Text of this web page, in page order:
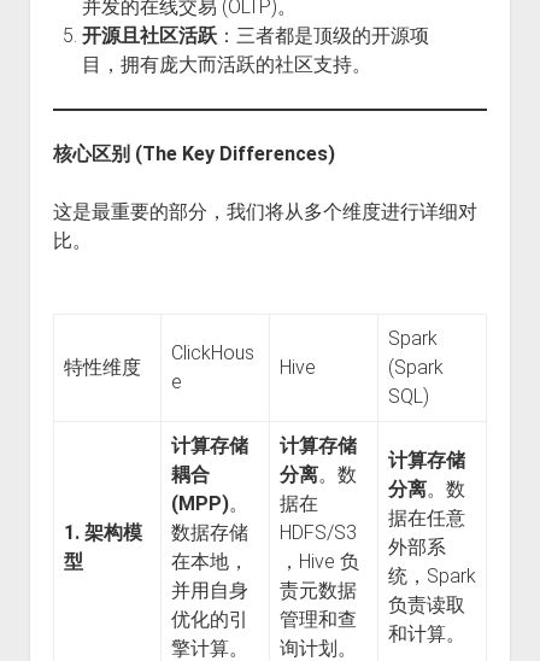
并发的在线交易 (OLTP)。
开源且社区活跃：三者都是顶级的开源项
目，拥有庞大而活跃的社区支持。
核心区别 (The Key Differences)
这是最重要的部分，我们将从多个维度进行详细对
比。
特性维度
ClickHous
e
Hive
Spark
(Spark
SQL)
1. 架构模
型
计算存储
耦合
(MPP)。
数据存储
在本地，
并用自身
优化的引
擎计算。
计算存储
分离。数
据在
HDFS/S3
，Hive 负
责元数据
管理和查
询计划。
计算存储
分离。数
据在任意
外部系
统，Spark
负责读取
和计算。